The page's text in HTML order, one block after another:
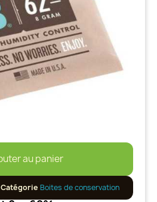
au panier
Catégorie Boites de conservation